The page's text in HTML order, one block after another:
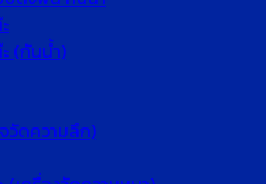
(กันน้ำ)
วัดความลึก)